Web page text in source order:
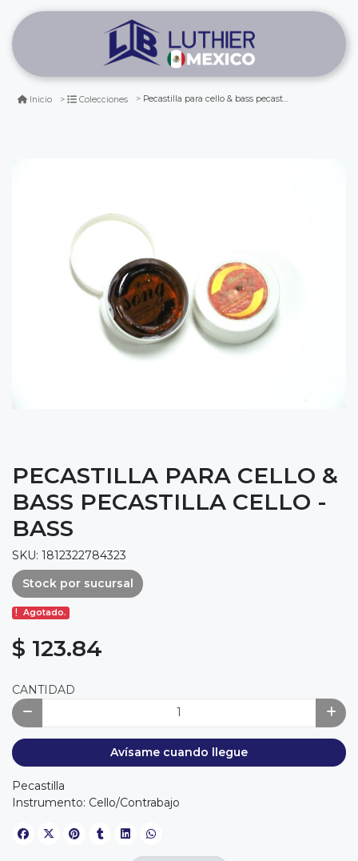
Inicio Colecciones Pecastilla para cello & bass pecastilla cello - bass
PECASTILLA PARA CELLO &
BASS PECASTILLA CELLO -
BASS
SKU: 1812322784323
Stock por sucursal
Agotado.
$ 123.84
CANTIDAD
Avísame cuando llegue
Pecastilla
Instrumento: Cello/Contrabajo